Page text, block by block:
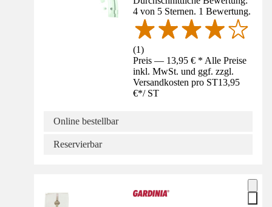
4 von 5 Sternen. 1 Bewertung.
(1)
Preis — 13,95 € * Alle Preise
inkl. MwSt. und ggf. zzgl.
Versandkosten pro ST13,95
€*/ ST
Online bestellbar
Reservierbar